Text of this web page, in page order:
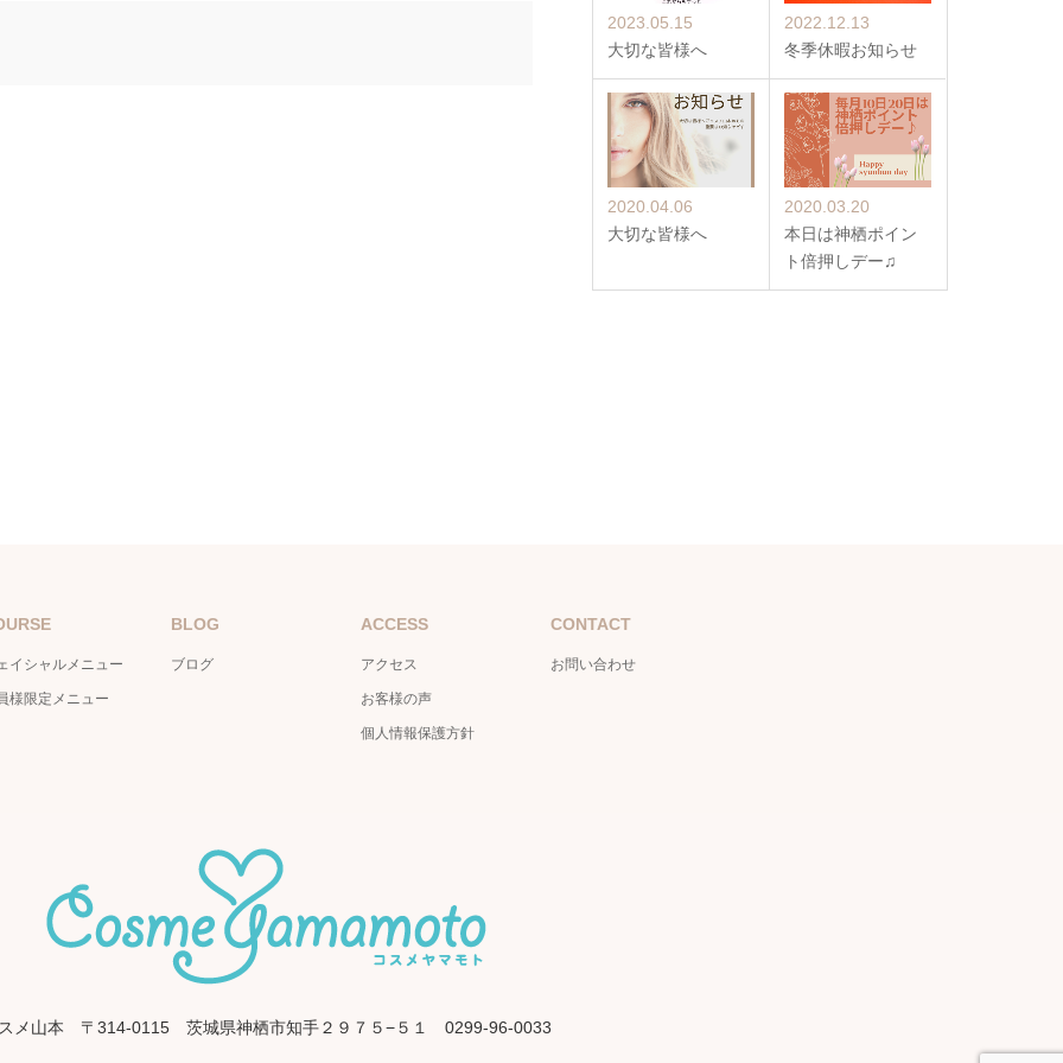
2023.05.15
大切な皆様へ
2022.12.13
冬季休暇お知らせ
2020.04.06
大切な皆様へ
2020.03.20
本日は神栖ポイン
ト倍押しデー♫
イシャルメニュー
様限定メニュー
BLOG
ブログ
ACCESS
アクセス
お客様の声
個人情報保護方針
CONTACT
お問い合わせ
メ山本 〒314-0115 茨城県神栖市知手２９７５−５１ 0299-96-0033